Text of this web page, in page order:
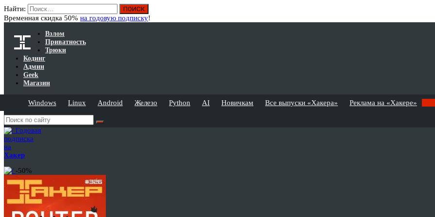
Найти:
Временная скидка 50% на годовую подписку!
Взлом
Приватность
Трюки
Кодинг
Админ
Geek
Магазин
Windows Linux Android Железо Python AI Новичкам Все выпуски «Хакера» Реклама на «Хакере»
Годовая
подписка
на
Хакер
-50%